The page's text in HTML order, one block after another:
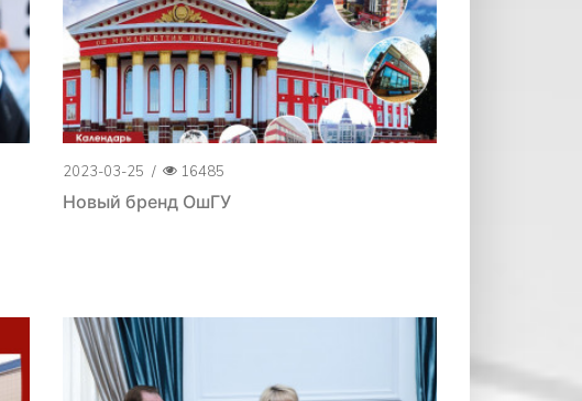
2023-03-25 / 16485
Новый бренд ОшГУ